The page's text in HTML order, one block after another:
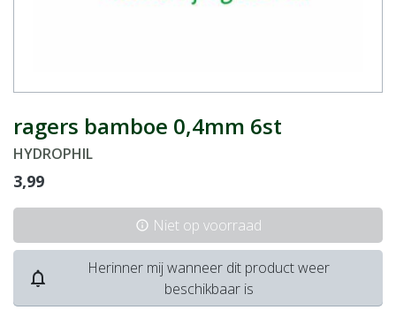
ragers bamboe 0,4mm 6st
HYDROPHIL
3,99
info Niet op voorraad
notifications_none
Herinner mij wanneer dit product weer
beschikbaar is